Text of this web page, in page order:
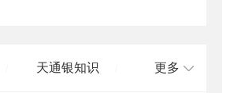
天通银知识 更多